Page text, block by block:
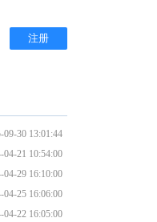
注册
09-30 13:01:44
04-21 10:54:00
04-29 16:10:00
04-25 16:06:00
04-22 16:05:00